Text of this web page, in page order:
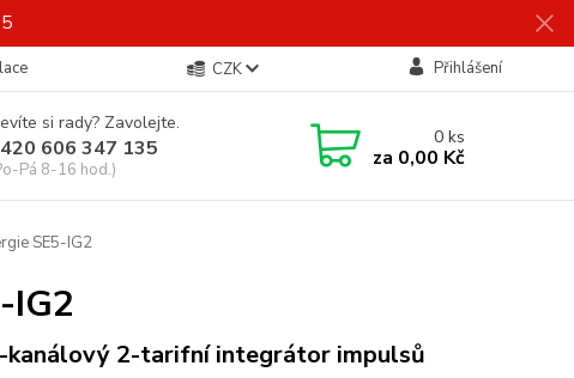
CZK Přihlášení
si rady? Zavolejte.
606 347 135
Pá 8-16 hod.)
0ks
za 0,00 Kč
SE5-IG2
IG2
kanálový 2-tarifní integrátor impulsů